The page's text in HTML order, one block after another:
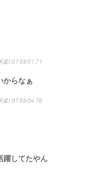
金) 07:59:01.71
からなぁ
金) 07:59:04.76
躍してたやん